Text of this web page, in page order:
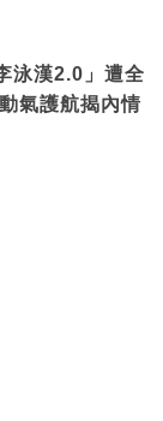
泳漢2.0」遭全
氣護航揭內情